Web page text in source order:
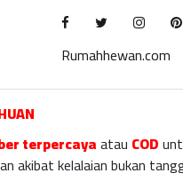
Rumahhewan.com
terpercayaatau COD
akibat kelalaian bukan